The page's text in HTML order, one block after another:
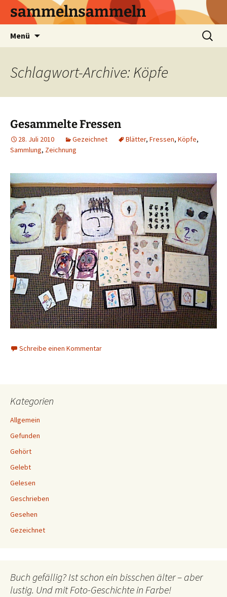
sammelnsammeln
Menü
Suchen
nach:
Schlagwort-Archive: Köpfe
Gesammelte Fressen
28. Juli 2010 Gezeichnet Blätter, Fressen, Köpfe,
Sammlung, Zeichnung
Schreibe einen Kommentar
Kategorien
Allgemein
Gefunden
Gehört
Gelebt
Gelesen
Geschrieben
Gesehen
Gezeichnet
Buch gefällig? Ist schon ein bisschen älter – aber
lustig. Und mit Foto-Geschichte in Farbe!